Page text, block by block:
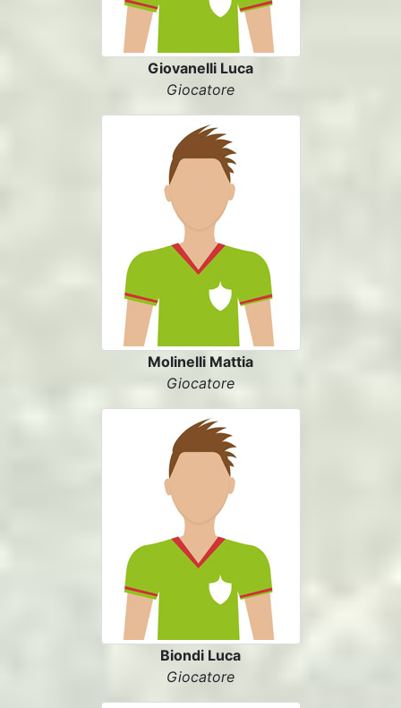
Giovanelli Luca
Giocatore
Molinelli Mattia
Giocatore
Biondi Luca
Giocatore